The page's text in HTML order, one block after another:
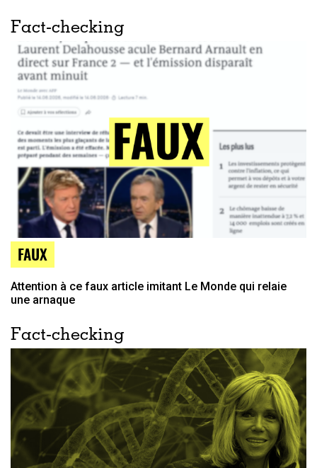
Fact-checking
FAUX
Attention à ce faux article imitant Le Monde qui relaie
une arnaque
Fact-checking